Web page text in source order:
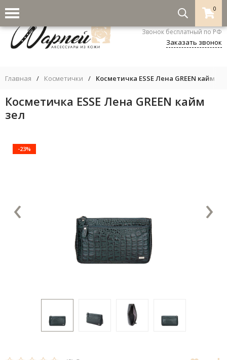
0
8-800-333-5530
Звонок бесплатный по РФ
Заказать звонок
Главная / Косметички / Косметичка ESSE Лена GREEN кайм
Косметичка ESSE Лена GREEN кайм
зел
-23%
‹ ›